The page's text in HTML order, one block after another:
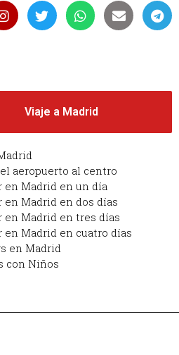
Viaje a Madrid
aeropuerto al centro
en Madrid en un día
en Madrid en dos días
en Madrid en tres días
en Madrid en cuatro días
en Madrid
con Niños